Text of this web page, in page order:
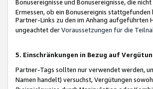
Bonusereignisse und Bonusereignisse, die
Ermessen, ob ein Bonusereignis
Partner-Links zu den im Anhang aufgeführten
ungeachtet derVoraussetzungen für die
5. Einschränkungen in Bezug auf
Partner-Tags sollten nur verwendet werden,
Namen handelt) versuchst, Vergütungen